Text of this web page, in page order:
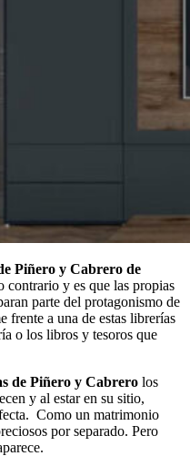
Piñero y Cabrero de
contrario y es que las propias
parte del protagonismo de
frente a una de estas librerías
o los libros y tesoros que
de Piñero y Cabrero los
y al estar en su sitio,
Como un matrimonio
por separado. Pero